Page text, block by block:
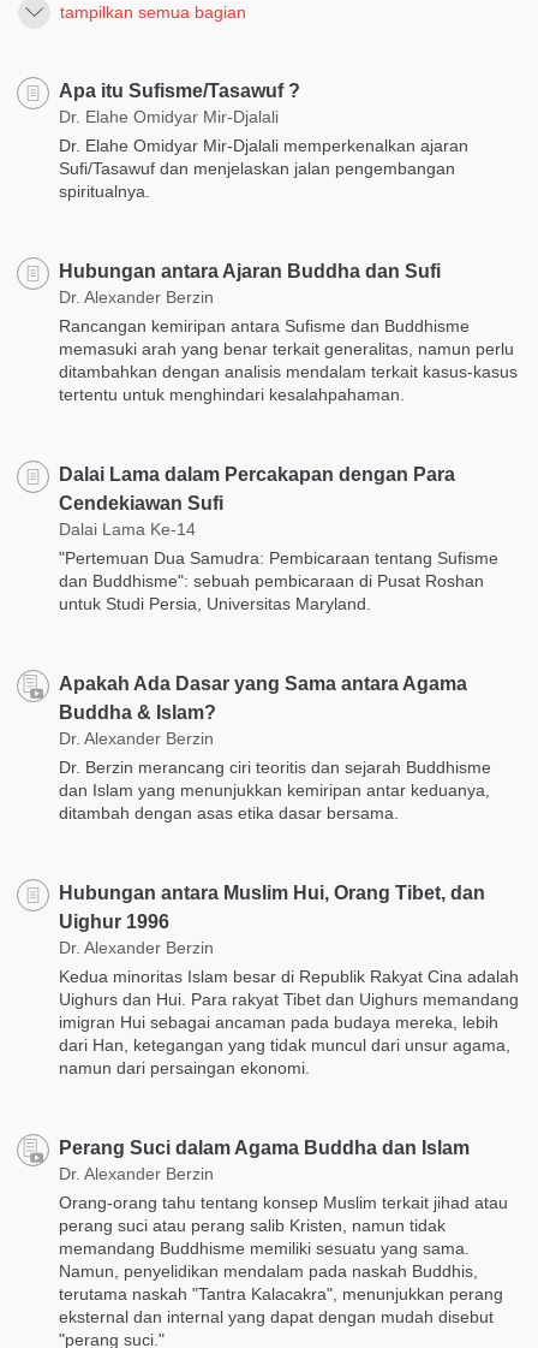
tampilkan semua bagian
Apa itu Sufisme/Tasawuf ?
Dr. Elahe Omidyar Mir-Djalali
Dr. Elahe Omidyar Mir-Djalali memperkenalkan ajaran
Sufi/Tasawuf dan menjelaskan jalan pengembangan
spiritualnya.
Hubungan antara Ajaran Buddha dan Sufi
Dr. Alexander Berzin
Rancangan kemiripan antara Sufisme dan Buddhisme
memasuki arah yang benar terkait generalitas, namun perlu
ditambahkan dengan analisis mendalam terkait kasus-kasus
tertentu untuk menghindari kesalahpahaman.
Dalai Lama dalam Percakapan dengan Para
Cendekiawan Sufi
Dalai Lama Ke-14
"Pertemuan Dua Samudra: Pembicaraan tentang Sufisme
dan Buddhisme": sebuah pembicaraan di Pusat Roshan
untuk Studi Persia, Universitas Maryland.
Apakah Ada Dasar yang Sama antara Agama
Buddha & Islam?
Dr. Alexander Berzin
Dr. Berzin merancang ciri teoritis dan sejarah Buddhisme
dan Islam yang menunjukkan kemiripan antar keduanya,
ditambah dengan asas etika dasar bersama.
Hubungan antara Muslim Hui, Orang Tibet, dan
Uighur 1996
Dr. Alexander Berzin
Kedua minoritas Islam besar di Republik Rakyat Cina adalah
Uighurs dan Hui. Para rakyat Tibet dan Uighurs memandang
imigran Hui sebagai ancaman pada budaya mereka, lebih
dari Han, ketegangan yang tidak muncul dari unsur agama,
namun dari persaingan ekonomi.
Perang Suci dalam Agama Buddha dan Islam
Dr. Alexander Berzin
Orang-orang tahu tentang konsep Muslim terkait jihad atau
perang suci atau perang salib Kristen, namun tidak
memandang Buddhisme memiliki sesuatu yang sama.
Namun, penyelidikan mendalam pada naskah Buddhis,
terutama naskah "Tantra Kalacakra", menunjukkan perang
eksternal dan internal yang dapat dengan mudah disebut
"perang suci."